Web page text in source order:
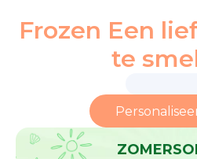
Frozen Een
te